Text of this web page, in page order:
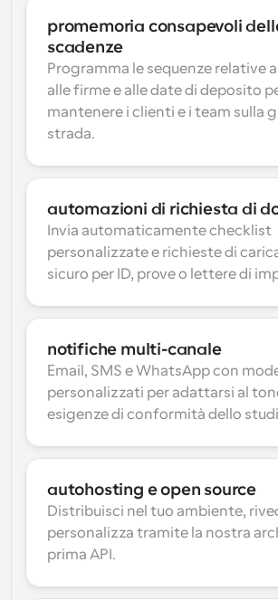
promemoria consapevoli
scadenze
Programma le sequenze relative
alle firme e alle date di deposito
mantenere i clienti e i team sulla
strada.
automazioni di richiesta di
Invia automaticamente checklist
personalizzate e richieste di
sicuro per ID, prove o lettere di
notifiche multi-canale
Email, SMS e WhatsApp con
personalizzati per adattarsi al
esigenze di conformità dello
autohosting e open source
Distribuisci nel tuo ambiente,
personalizza tramite la nostra
prima API.